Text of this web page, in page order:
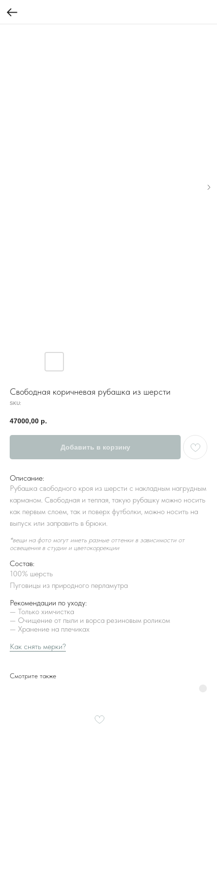
Свободная коричневая рубашка из шерсти
SKU:
47000,00 р.
Добавить в корзину
Описание:
Рубашка свободного кроя из шерсти с накладным нагрудным
карманом. Свободная и теплая, такую рубашку можно носить
как первым слоем, так и поверх футболки, можно носить на
выпуск или заправить в брюки.
*вещи на фото могут иметь разные оттенки в зависимости от
освещения в студии и цветокоррекции
Состав:
100% шерсть
Пуговицы из природного перламутра
Рекомендации по уходу:
— Только химчистка
— Очищение от пыли и ворса резиновым роликом
— Хранение на плечиках
Как снять мерки?
Смотрите также